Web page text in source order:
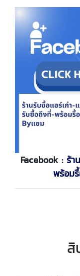
Facebook : ร้า
พร้อม
สิ